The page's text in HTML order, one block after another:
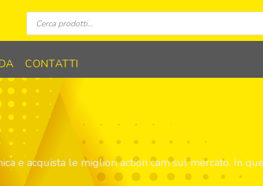
Ricerca
prodotti
CONTATTI
e acquista le migliori action cam sul mercato. In